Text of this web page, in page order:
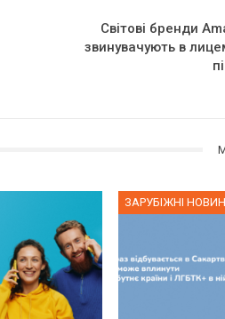
Світові бренди
звинувачують в
ЗАРУБІЖНІ